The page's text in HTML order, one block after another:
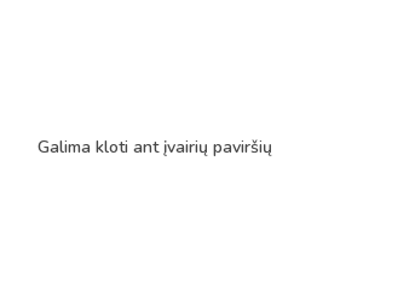
Galima kloti ant įvairių paviršių